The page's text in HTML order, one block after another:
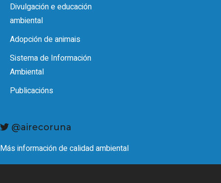
Divulgación e educación
ambiental
Adopción de animais
Sistema de Información
Ambiental
Publicacións
@airecoruna
Más información de calidad ambiental